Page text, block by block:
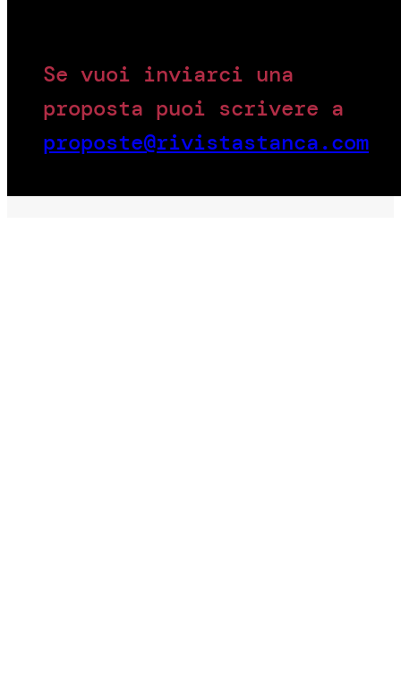
Se vuoi inviarci una
proposta puoi scrivere a
proposte@rivistastanca.com